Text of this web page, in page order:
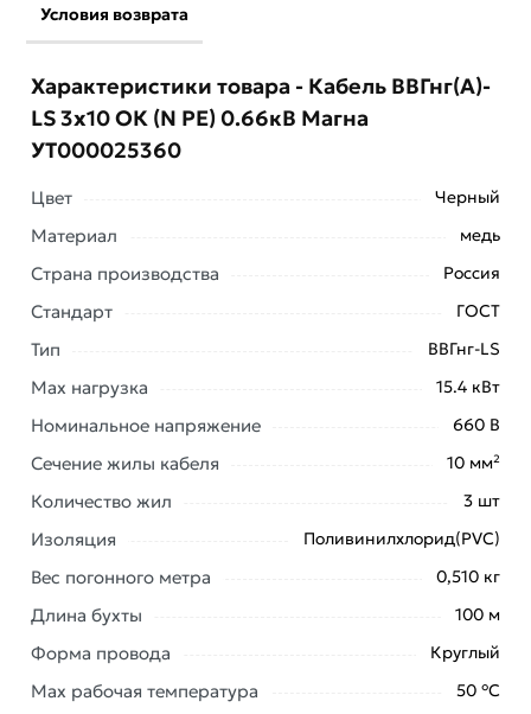
Условия возврата
Кабель ВВГнг(А)-LS 3х10 ОК (N PE) 0.66кВ (м) Магна
УТ000025360 предназначен для передачи и
распределения электрической энергии в
Преимущества:
Универсальность - важное достоинство,
которое имеет силовой кабель, применять
на улице.
Безопасность - ВВГ кабели допустимо
Характеристики товара - Кабель ВВГнг(А)-
LS 3х10 ОК (N PE) 0.66кВ Магна
УТ000025360
Цвет Черный
Материал медь
Страна производства Россия
Стандарт ГОСТ
Тип ВВГнг-LS
Max нагрузка 15.4 кВт
Номинальное напряжение 660 В
Сечение жилы кабеля 10 мм²
Количество жил 3 шт
Изоляция Поливинилхлорид(PVC)
Вес погонного метра 0,510 кг
Длина бухты 100 м
Форма провода Круглый
Max рабочая температура 50 °С